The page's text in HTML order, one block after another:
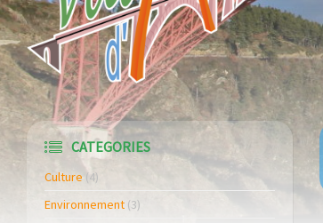
CATEGORIES
Culture (4)
Environnement (3)